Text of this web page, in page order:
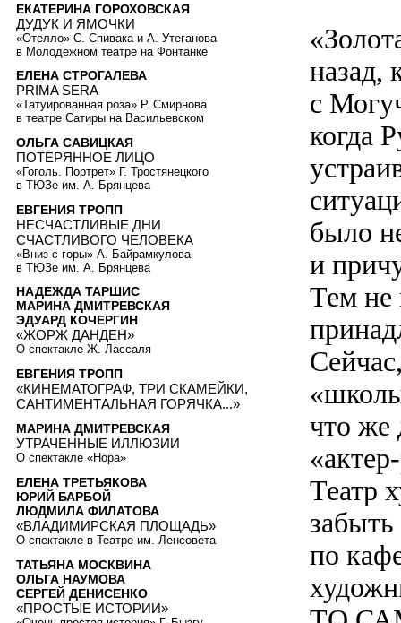
назад,
с
когда
было
и
Тем не
что же
Театр
по
ЕКАТЕРИНА ГОРОХОВСКАЯ
ДУДУК И ЯМОЧКИ
«Отелло» С. Спивака и А. Утеганова
в Молодежном театре на Фонтанке
ЕЛЕНА СТРОГАЛЕВА
PRIMA SERA
«Татуированная роза» Р. Смирнова
в театре Сатиры на Васильевском
ОЛЬГА САВИЦКАЯ
ПОТЕРЯННОЕ ЛИЦО
«Гоголь. Портрет» Г. Тростянецкого
в ТЮЗе им. А. Брянцева
ЕВГЕНИЯ ТРОПП
НЕСЧАСТЛИВЫЕ ДНИ
СЧАСТЛИВОГО ЧЕЛОВЕКА
«Вниз с горы» А. Байрамкулова
в ТЮЗе им. А. Брянцева
НАДЕЖДА ТАРШИС
МАРИНА ДМИТРЕВСКАЯ
ЭДУАРД КОЧЕРГИН
«ЖОРЖ ДАНДЕН»
О спектакле Ж. Лассаля
ЕВГЕНИЯ ТРОПП
«КИНЕМАТОГРАФ, ТРИ СКАМЕЙКИ,
САНТИМЕНТАЛЬНАЯ ГОРЯЧКА...»
МАРИНА ДМИТРЕВСКАЯ
УТРАЧЕННЫЕ ИЛЛЮЗИИ
О спектакле «Нора»
ЕЛЕНА ТРЕТЬЯКОВА
ЮРИЙ БАРБОЙ
ЛЮДМИЛА ФИЛАТОВА
«ВЛАДИМИРСКАЯ ПЛОЩАДЬ»
О спектакле в Театре им. Ленсовета
ТАТЬЯНА МОСКВИНА
ОЛЬГА НАУМОВА
СЕРГЕЙ ДЕНИСЕНКО
«ПРОСТЫЕ ИСТОРИИ»